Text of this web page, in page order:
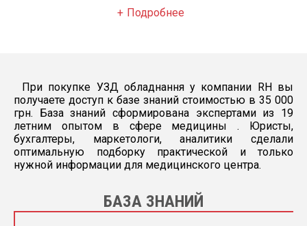
Подробнее
При покупке УЗД обладнання у компании RH вы
получаете доступ к базе знаний стоимостью в 35 000
грн. База знаний сформирована экспертами из 19
летним опытом в сфере медицины . Юристы,
бухгалтеры, маркетологи, аналитики сделали
оптимальную подборку практической и только
нужной информации для медицинского центра.
БАЗА ЗНАНИЙ